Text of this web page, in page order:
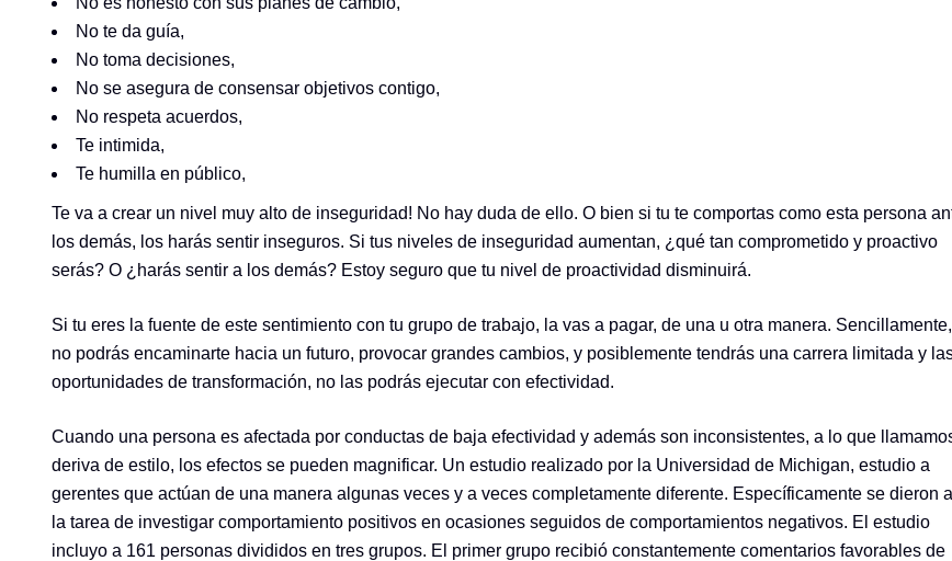
No te da guía,
No toma decisiones,
No se asegura de consensar objetivos contigo,
No respeta acuerdos,
Te intimida,
Te humilla en público,
Te va a crear un nivel muy alto de inseguridad! No hay duda de ello. O bien si tu te comportas como esta persona
los demás, los harás sentir inseguros. Si tus niveles de inseguridad aumentan, ¿qué tan comprometido y proactivo
serás? O ¿harás sentir a los demás? Estoy seguro que tu nivel de proactividad disminuirá.
Si tu eres la fuente de este sentimiento con tu grupo de trabajo, la vas a pagar, de una u otra manera. Sencillamente,
no podrás encaminarte hacia un futuro, provocar grandes cambios, y posiblemente tendrás una carrera limitada y
oportunidades de transformación, no las podrás ejecutar con efectividad.
Cuando una persona es afectada por conductas de baja efectividad y además son inconsistentes, a lo que
deriva de estilo, los efectos se pueden magnificar. Un estudio realizado por la Universidad de Michigan, estudio a
gerentes que actúan de una manera algunas veces y a veces completamente diferente. Específicamente se dieron a
la tarea de investigar comportamiento positivos en ocasiones seguidos de comportamientos negativos. El estudio
incluyo a 161 personas divididos en tres grupos. El primer grupo recibió constantemente comentarios favorables de